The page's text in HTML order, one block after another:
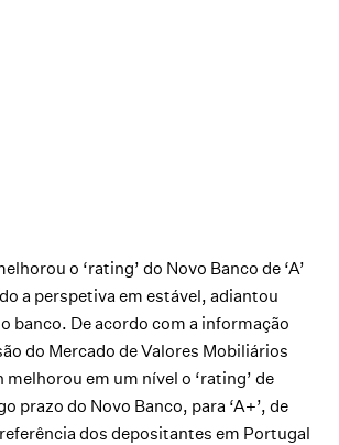
o ‘rating’ do Novo Banco de ‘A’
a perspetiva em estável, adiantou
banco. De acordo com a informação
do Mercado de Valores Mobiliários
melhorou em um nível o ‘rating’ de
prazo do Novo Banco, para ‘A+’, de
dos depositantes em Portugal